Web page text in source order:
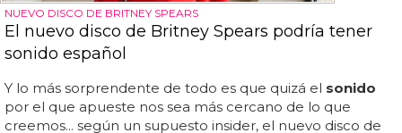
NUEVO DISCO DE BRITNEY SPEARS
El nuevo disco de Britney Spears podría tener
sonido español
Y lo más sorprendente de todo es que quizá el sonido
por el que apueste nos sea más cercano de lo que
creemos... según un supuesto insider, el nuevo disco de